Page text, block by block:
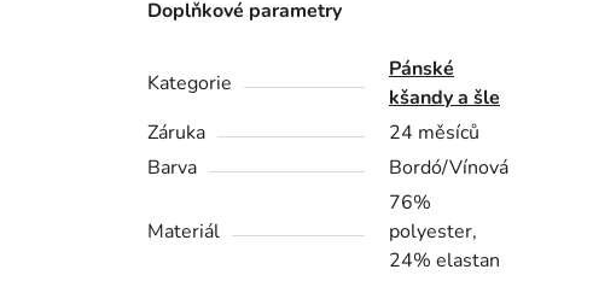
Doplňkové parametry
Kategorie
Pánské
kšandy a šle
Záruka
24 měsíců
Barva
Bordó/Vínová
Materiál
76%
polyester,
24% elastan